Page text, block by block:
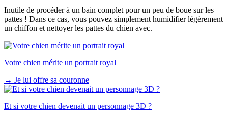
Inutile de procéder à un bain complet pour un peu de boue sur les
pattes ! Dans ce cas, vous pouvez simplement humidifier légèrement
un chiffon et nettoyer les pattes du chien avec.
Votre chien mérite un portrait royal
→ Je lui offre sa couronne
Et si votre chien devenait un personnage 3D ?